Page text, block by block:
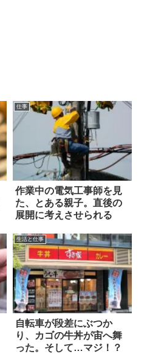
仕事
作業中の電気工事師を見
た、とある親子。直後の
展開に考えさせられる
生活と仕事
自転車が段差にぶつか
り、カゴの牛丼が宙へ舞
った。そして…マジ！？